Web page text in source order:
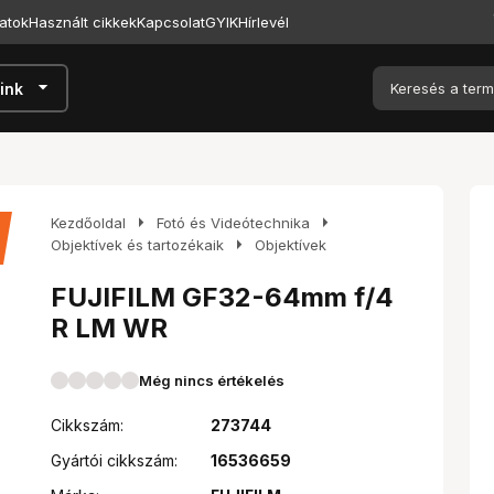
Használt cikkekKapcsolatGYIKHírlevél
arrow_drop_down
Kezdőoldal arrow_right Fotó és Videótechnika arrow_right
Objektívek és tartozékaik arrow_right Objektívek
FUJIFILM GF32-64mm f/4
R LM WR
Még nincs értékelés
Cikkszám:
273744
Gyártói cikkszám:
16536659